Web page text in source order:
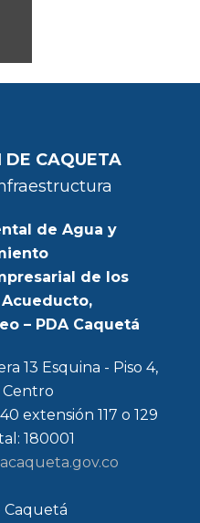
DE CAQUETA
de Agua y
de los
– PDA Caquetá
13 Esquina - Piso 4,
Centro
extensión 117 o 129
180001
Caquetá